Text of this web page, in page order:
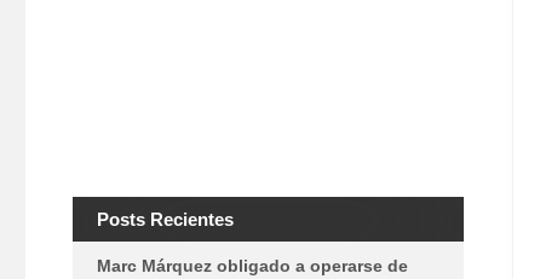
Posts Recientes
Marc Márquez obligado a operarse de